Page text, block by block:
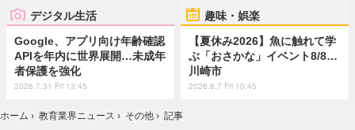
デジタル生活
Google、アプリ向け年齢確認
APIを年内に世界展開…未成年
者保護を強化
2026.7.31 Fri 13:45
趣味・娯楽
【夏休み2026】魚に触れて学
ぶ「おさかな」イベント8/8…
川崎市
2026.8.7 Fri 10:45
ホーム › 教育業界ニュース › その他 › 記事